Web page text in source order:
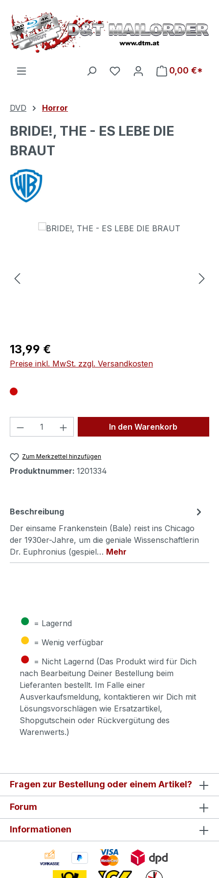
Zum Hauptinhalt springen
Du hast 0 Produkte auf
0,00 €*
DVD Horror
BRIDE!, THE - ES LEBE DIE
BRAUT
Bildergalerie überspringen
Regulärer Preis:
13,99 €
Preise inkl. MwSt. zzgl. Versandkosten
Produkt Anzahl: Gib denIn den Warenkorb
Zum Merkzettel hinzufügen
Produktnummer: 1201334
Beschreibung
Der einsame Frankenstein (Bale) reist ins Chicago
der 1930er-Jahre, um die geniale Wissenschaftlerin
Dr. Euphronius (gespiel… Mehr
● = Lagernd
● = Wenig verfügbar
● = Nicht Lagernd (Das Produkt wird für Dich
nach Bearbeitung Deiner Bestellung beim
Lieferanten bestellt. Im Falle einer
Ausverkaufsmeldung, kontaktieren wir Dich mit
Lösungsvorschlägen wie Ersatzartikel,
Shopgutschein oder Rückvergütung des
Warenwerts.)
Fragen zur Bestellung oder einem Artikel?
Forum
Informationen